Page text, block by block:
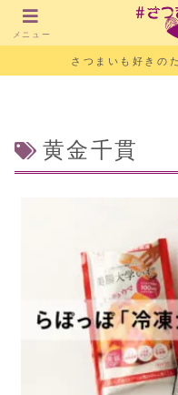
さつまいも好きの
黄金千貫
メニュー